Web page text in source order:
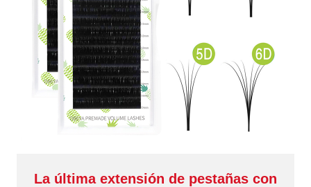
La última extensión de pestañas con